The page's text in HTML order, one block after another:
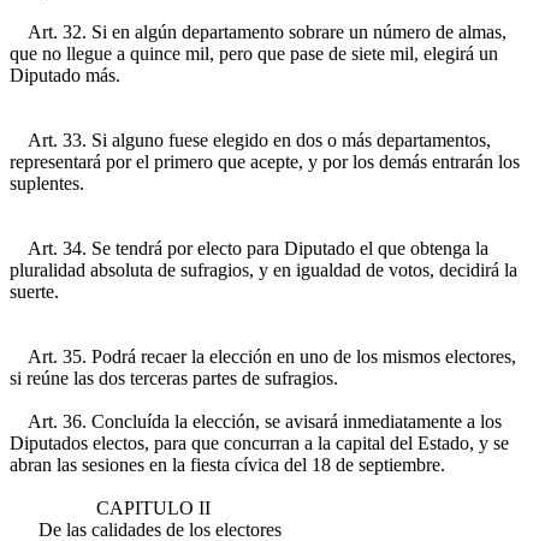
Art. 32. Si en algún departamento sobrare un número de almas,
que no llegue a quince mil, pero que pase de siete mil, elegirá un
Diputado más.
Art. 33. Si alguno fuese elegido en dos o más departamentos,
representará por el primero que acepte, y por los demás entrarán los
suplentes.
Art. 34. Se tendrá por electo para Diputado el que obtenga la
pluralidad absoluta de sufragios, y en igualdad de votos, decidirá la
suerte.
Art. 35. Podrá recaer la elección en uno de los mismos electores,
si reúne las dos terceras partes de sufragios.
Art. 36. Concluída la elección, se avisará inmediatamente a los
Diputados electos, para que concurran a la capital del Estado, y se
abran las sesiones en la fiesta cívica del 18 de septiembre.
CAPITULO II
De las calidades de los electores